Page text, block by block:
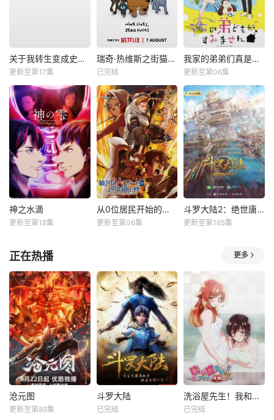
关于我转生变成史莱姆这档事第四季
更新至第17集
瑞奇·热维斯之街猫一族
已完结
我家的弟弟们真是让您费心了
更新至第06集
神之水滴
更新至第18集
从0位居民开始的边境领主大人
更新至第06集
斗罗大陆2：绝世唐门
更新至第165集
正在热播 更多
沧元图
更新至第89集
斗罗大陆
已完结
洗浴屋先生！我和那家伙在女浴池！？
已完结